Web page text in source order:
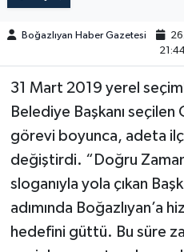
Boğazlıyan Haber Gazetesi
31 Mart 2019 yerel
Belediye Başkanı seçilen
görevi boyunca, adeta
değiştirdi. “Doğru
sloganıyla yola çıkan
adımında Boğazlıyan’a
hedefini güttü. Bu süre